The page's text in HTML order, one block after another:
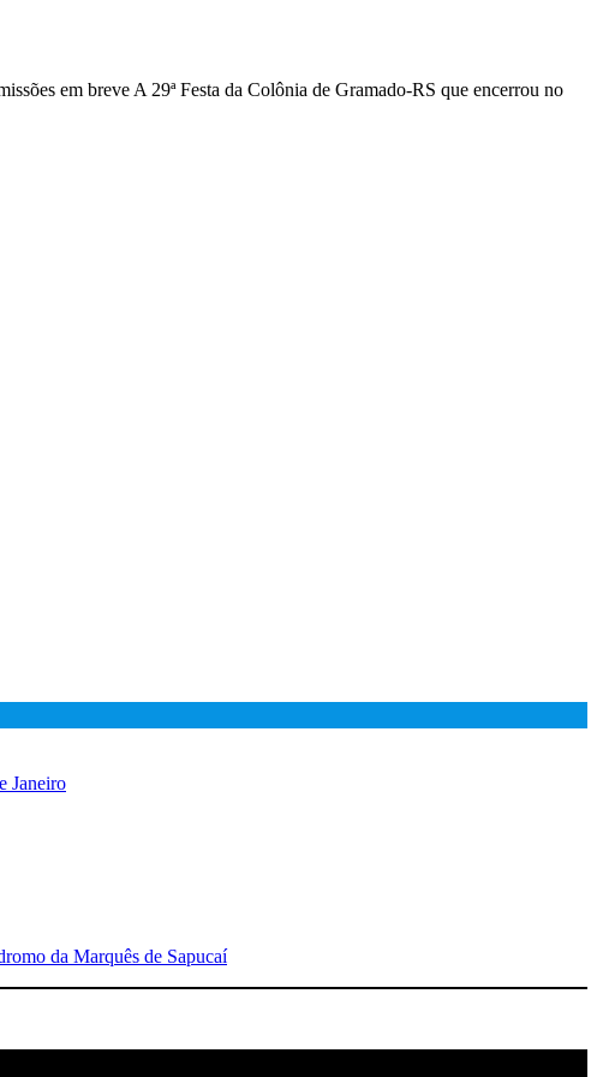
em breve A 29ª Festa da Colônia de Gramado-RS que encerrou no
Janeiro
da Marquês de Sapucaí